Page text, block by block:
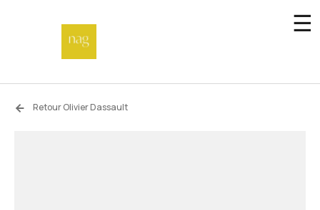
☰
AccueilRetour Olivier Dassault